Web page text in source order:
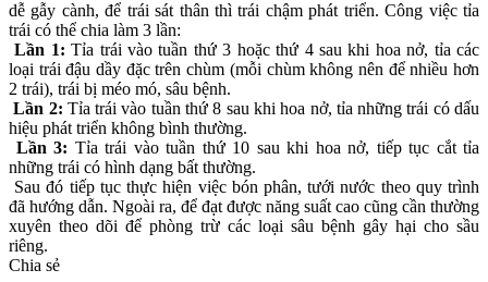
dễ gẫy cành, để trái sát thân thì trái chậm phát triển. Công việc tỉa
trái có thể chia làm 3 lần:
Lần 1: Tỉa trái vào tuần thứ 3 hoặc thứ 4 sau khi hoa nở, tỉa các
loại trái đậu dầy đặc trên chùm (mỗi chùm không nên để nhiều hơn
2 trái), trái bị méo mó, sâu bệnh.
Lần 2: Tỉa trái vào tuần thứ 8 sau khi hoa nở, tỉa những trái có dấu
hiệu phát triển không bình thường.
Lần 3: Tỉa trái vào tuần thứ 10 sau khi hoa nở, tiếp tục cắt tỉa
những trái có hình dạng bất thường.
Sau đó tiếp tục thực hiện việc bón phân, tưới nước theo quy trình
đã hướng dẫn. Ngoài ra, để đạt được năng suất cao cũng cần thường
xuyên theo dõi để phòng trừ các loại sâu bệnh gây hại cho sầu
riêng.
Chia sẻ